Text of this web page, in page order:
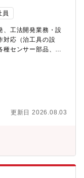
楽しさを感じるこ
ます。・お客様の
員
、工法開発業務・設
対応（治工具の設
種センサー部品、医
社が得意とするセ
ものが多く、平面だ
るだけでなく、開
を向上させるため
ます。また、開発
更新日 2026.08.03